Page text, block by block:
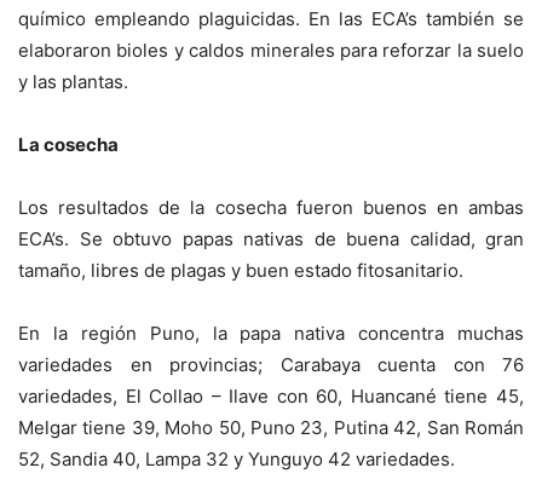
químico empleando plaguicidas. En las ECA’s también se
elaboraron bioles y caldos minerales para reforzar la suelo
y las plantas.
La cosecha
Los resultados de la cosecha fueron buenos en ambas
ECA’s. Se obtuvo papas nativas de buena calidad, gran
tamaño, libres de plagas y buen estado fitosanitario.
En la región Puno, la papa nativa concentra muchas
variedades en provincias; Carabaya cuenta con 76
variedades, El Collao – Ilave con 60, Huancané tiene 45,
Melgar tiene 39, Moho 50, Puno 23, Putina 42, San Román
52, Sandia 40, Lampa 32 y Yunguyo 42 variedades.